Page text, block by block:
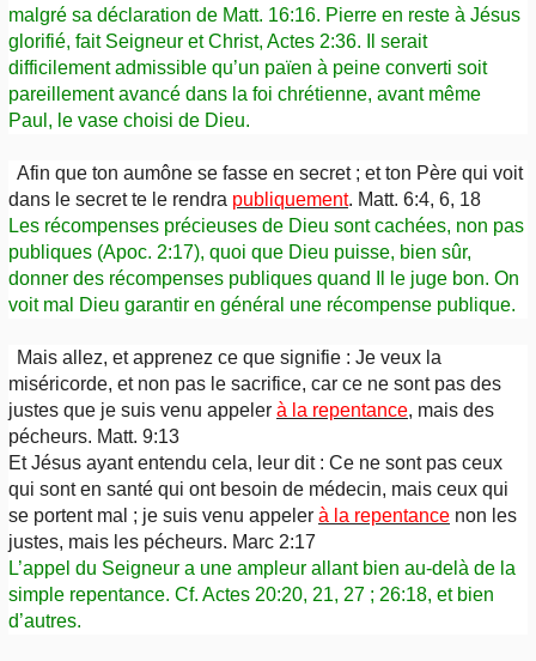
malgré sa déclaration de Matt. 16:16. Pierre en reste à Jésus
glorifié, fait Seigneur et Christ, Actes 2:36. Il serait
difficilement admissible qu’un païen à peine converti soit
pareillement avancé dans la foi chrétienne, avant même
Paul, le vase choisi de Dieu.
Afin que ton aumône se fasse en secret ; et ton Père qui voit
dans le secret te le rendra publiquement. Matt. 6:4, 6, 18
Les récompenses précieuses de Dieu sont cachées, non pas
publiques (Apoc. 2:17), quoi que Dieu puisse, bien sûr,
donner des récompenses publiques quand Il le juge bon. On
voit mal Dieu garantir en général une récompense publique.
Mais allez, et apprenez ce que signifie : Je veux la
miséricorde, et non pas le sacrifice, car ce ne sont pas des
justes que je suis venu appeler à la repentance, mais des
pécheurs. Matt. 9:13
Et Jésus ayant entendu cela, leur dit : Ce ne sont pas ceux
qui sont en santé qui ont besoin de médecin, mais ceux qui
se portent mal ; je suis venu appeler à la repentance non les
justes, mais les pécheurs. Marc 2:17
L’appel du Seigneur a une ampleur allant bien au-delà de la
simple repentance. Cf. Actes 20:20, 21, 27 ; 26:18, et bien
d’autres.